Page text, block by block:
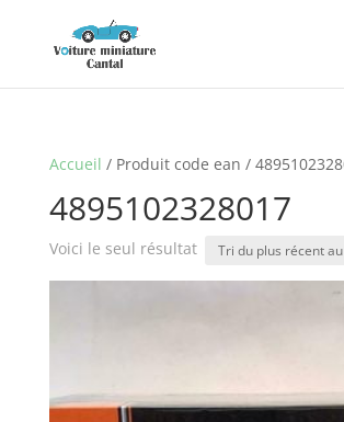
Accueil / Produit code ean /
4895102328017
Voici le seul résultat